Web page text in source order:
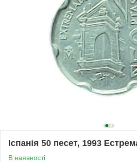
Іспанія 50 песет, 1993
В наявності